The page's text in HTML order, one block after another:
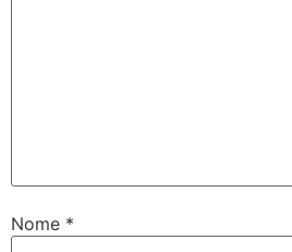
Nome *